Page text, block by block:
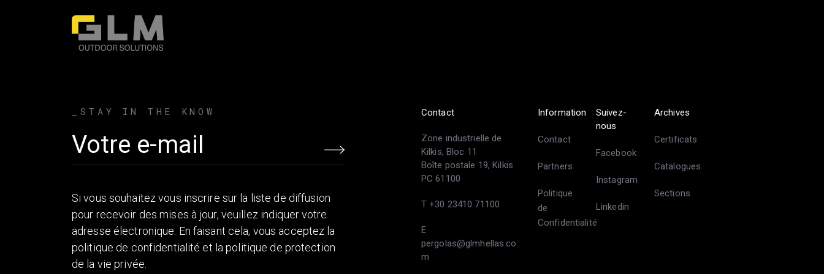
_STAY IN THE KNOW
Email address
Si vous souhaitez vous inscrire sur la liste de diffusion
pour recevoir des mises à jour, veuillez indiquer votre
adresse électronique. En faisant cela, vous acceptez la
politique de confidentialité et la politique de protection
de la vie privée.
Contact
Zone industrielle de
Kilkis, Bloc 11
Boîte postale 19, Kilkis
PC 61100
T +30 23410 71100
E
pergolas@glmhellas.co
m
Information
Contact
Partners
Politique
de
Confidentialité
Suivez-
nous
Facebook
Instagram
Linkedin
Archives
Certificats
Catalogues
Sections